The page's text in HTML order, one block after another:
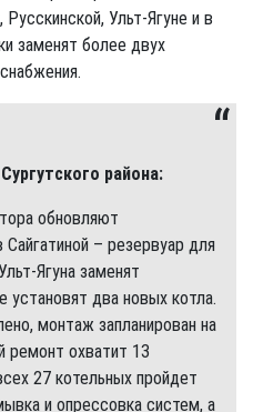
Ульт-Ягуне и в
заменят более двух
района:
обновляют
– резервуар для
Ягуна заменят
установят два новых котла.
монтаж запланирован на
ремонт охватит 13
27 котельных пройдет
и опрессовка систем, а